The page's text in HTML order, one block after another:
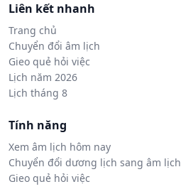
Liên kết nhanh
Trang chủ
Chuyển đổi âm lịch
Gieo quẻ hỏi việc
Lịch năm 2026
Lịch tháng 8
Tính năng
Xem âm lịch hôm nay
Chuyển đổi dương lịch sang âm lịch
Gieo quẻ hỏi việc